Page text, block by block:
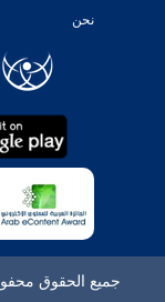
نحن
جميع الحقوق محفوظة © 2026 - 1998